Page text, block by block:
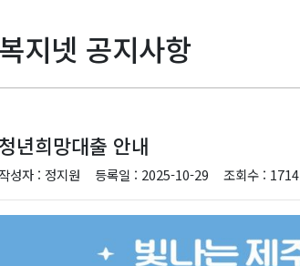
복지넷 공지사항
청년희망대출 안내
성자 : 정지원 등록일 : 2025-10-29 조회수 : 1714